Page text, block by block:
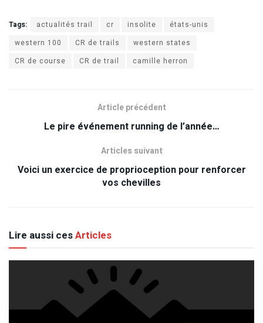
Tags: actualités trail cr insolite
états-unis
western 100
CR de trails
western states
CR de course
CR de trail camille herron
Article précédent
Le pire événement running de l’année…
Articles suivant
Voici un exercice de proprioception pour renforcer
vos chevilles
Lire aussi cesArticles